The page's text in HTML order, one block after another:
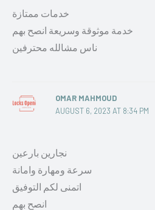
خدمات ممتازة
خدمة موثوقة وسريعة انصح بهم
ناس مشالله محترفين
OMAR MAHMOUD
AUGUST 6, 2023 AT 8:34 PM
نجارين بارعين
سرعة ومهارة وامانة
اتمنى لكم التوفيق
انصح بهم